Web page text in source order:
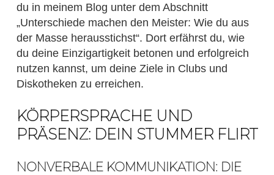
du in meinem Blog unter dem Abschnitt
„Unterschiede machen den Meister: Wie du aus
der Masse herausstichst“. Dort erfährst du, wie
du deine Einzigartigkeit betonen und erfolgreich
nutzen kannst, um deine Ziele in Clubs und
Diskotheken zu erreichen.
KÖRPERSPRACHE UND
PRÄSENZ: DEIN STUMMER FLIRT
NONVERBALE KOMMUNIKATION: DIE